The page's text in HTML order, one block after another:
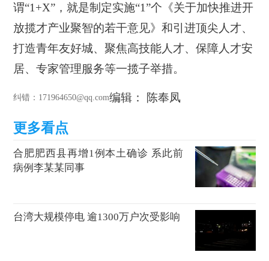
谓“1+X”，就是制定实施“1”个《关于加快推进开
放揽才产业聚智的若干意见》和引进顶尖人才、
打造青年友好城、聚焦高技能人才、保障人才安
居、专家管理服务等一揽子举措。
纠错 ：171964650@qq.com编辑： 陈奉凤
合肥肥西县再增1例本土确诊 系此前
病例李某某同事
台湾大规模停电 逾1300万户次受影响